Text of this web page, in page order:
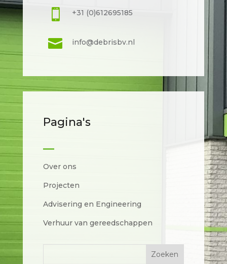
 +31 (0)612695185
 info@debrisbv.nl
Pagina's
Over ons
Projecten
Advisering en Engineering
Verhuur van gereedschappen